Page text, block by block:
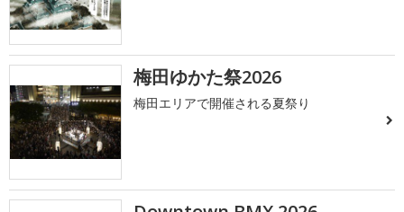
梅田ゆかた祭2026
梅田エリアで開催される夏祭り